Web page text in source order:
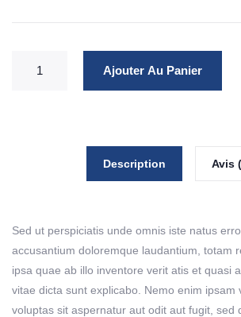
Ajouter Au Panier
Description Avis
Sed ut perspiciatis unde omnis iste natus
accusantium doloremque laudantium, totam
ipsa quae ab illo inventore verit atis et quasi
vitae dicta sunt explicabo. Nemo enim ipsam
voluptas sit aspernatur aut odit aut fugit, sed